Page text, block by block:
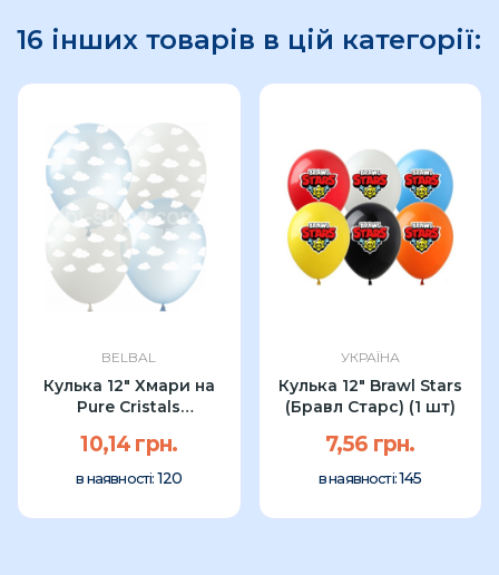
16 інших товарів в цій категорії:
BELBAL
Кулька 12" Хмари на
Pure Cristals
10,14 грн.
в наявності: 120
УКРАЇНА
Кулька 12" Brawl Stars
(Бравл Старс) (1 шт)
7,56 грн.
в наявності:145